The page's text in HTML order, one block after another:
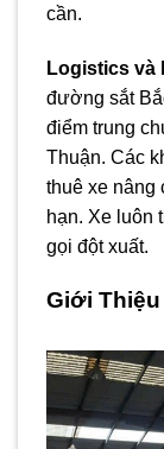
cần.
Logistics và
đường sắt
điểm trung
Thuận. Các
thuê xe nâng
hạn. Xe luôn
gọi đột xuất.
Giới